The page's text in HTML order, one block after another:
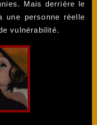
Mais derrière le
une personne réelle
vulnérabilité.